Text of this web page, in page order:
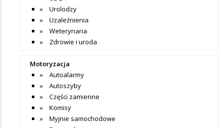
Urolodzy
Uzależnienia
Weterynaria
Zdrowie i uroda
Motoryzacja
Autoalarmy
Autoszyby
Części zamienne
Komisy
Myjnie samochodowe